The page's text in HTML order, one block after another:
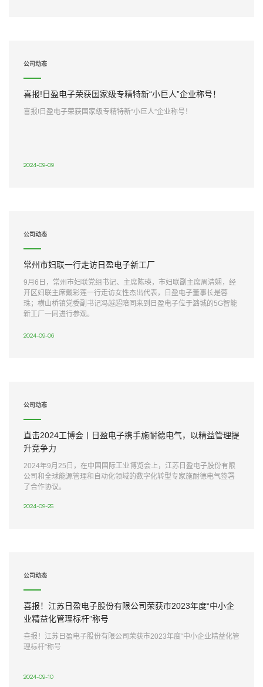
公司动态
喜报!日盈电子荣获国家级专精特新“小巨人”企业称号！
喜报!日盈电子荣获国家级专精特新“小巨人”企业称号！
2024-09-09
公司动态
常州市妇联一行走访日盈电子新工厂
9月6日，常州市妇联党组书记、主席陈瑛，市妇联副主席周清娴，经
开区妇联主席戴彩莲一行走访女性杰出代表，日盈电子董事长是蓉
珠；横山桥镇党委副书记冯越超陪同来到日盈电子位于潞城的5G智能
新工厂一同进行参观。
2024-09-06
公司动态
直击2024工博会丨日盈电子携手施耐德电气，以精益管理提
升竞争力
2024年9月25日，在中国国际工业博览会上，江苏日盈电子股份有限
公司和全球能源管理和自动化领域的数字化转型专家施耐德电气签署
了合作协议。
2024-09-25
公司动态
喜报！江苏日盈电子股份有限公司荣获市2023年度“中小企
业精益化管理标杆”称号
喜报！江苏日盈电子股份有限公司荣获市2023年度“中小企业精益化管
理标杆”称号
2024-09-10